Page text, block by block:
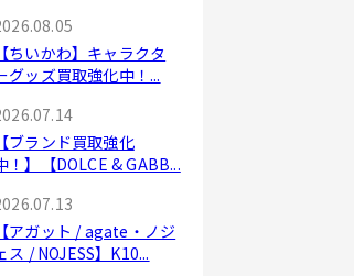
【ちいかわ】キャラクタ
グッズ買取強化中！...
【ブランド買取強化
！】【DOLCE & GABB...
【アガット / agate・ノジ
ス / NOJESS】K10...